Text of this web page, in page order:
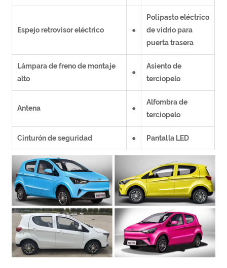
Espejo retrovisor eléctrico ●
Polipasto eléctrico
de vidrio para
puerta trasera
Lámpara de freno de montaje
alto
●
Asiento de
terciopelo
Antena ●
Alfombra de
terciopelo
Cinturón de seguridad ● Pantalla LED